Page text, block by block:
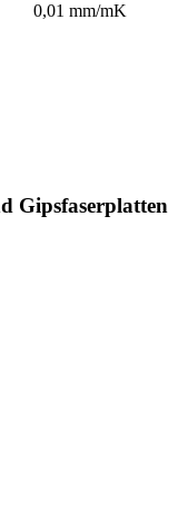
0,01 mm/mK
Gipsfaserplatten